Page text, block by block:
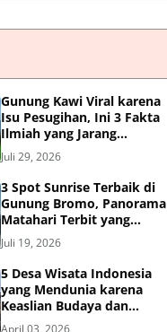
Gunung Kawi Viral karena
Isu Pesugihan, Ini 3 Fakta
Ilmiah yang Jarang
Diketahui
Juli 29, 2026
3 Spot Sunrise Terbaik di
Gunung Bromo, Panorama
Matahari Terbit yang
Memukau
Juli 19, 2026
5 Desa Wisata Indonesia
yang Mendunia karena
Keaslian Budaya dan
Tradisi
April 03, 2026